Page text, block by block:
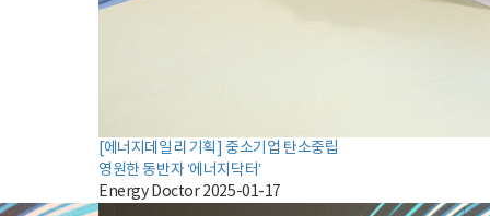
[에너지데일리 기획] 중소기업 탄소중립
영원한 동반자 ‘에너지닥터’
Energy Doctor 2025-01-17